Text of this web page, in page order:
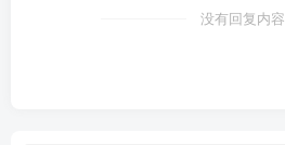
没有回复内容